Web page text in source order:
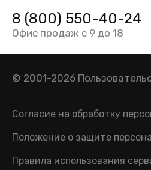
8 (800) 550-40-24
Офис продаж с 9 до 18
© 2001-2026
Согласие на обработку
Положение о защите
Правила использования